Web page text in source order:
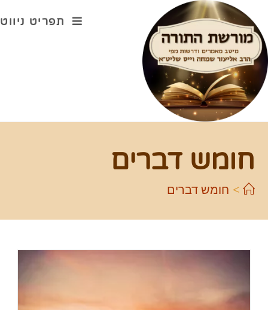
תפריט ניווט
חומש דברים
> חומש דברים